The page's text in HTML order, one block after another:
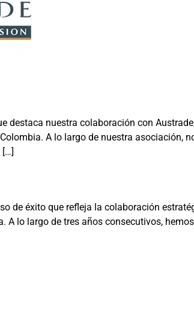
destaca nuestra colaboración con
A lo largo de nuestra asociación,
[…]
de éxito que refleja la colaboración
A lo largo de tres años consecutivos,